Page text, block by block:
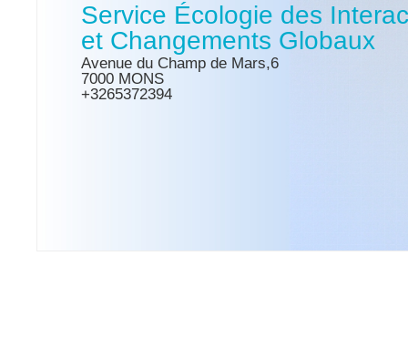
Service Écologie des
et Changements Globaux
Avenue du Champ de Mars,6
7000 MONS
+3265372394